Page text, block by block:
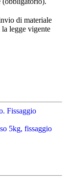
di materiale
legge vigente
Fissaggio
5kg, fissaggio